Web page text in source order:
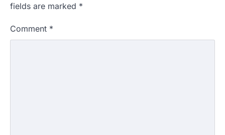
fields are marked *
Comment *